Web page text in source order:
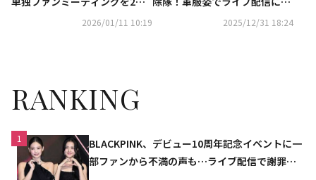
2026/01/11 10:19
場…ファンへ感謝を伝える
2025/12/31 18:24
RANKING
1
BLACKPINK、デビュー10周年記念イベントに一
部ファンから不満の声も…ライブ配信で謝罪